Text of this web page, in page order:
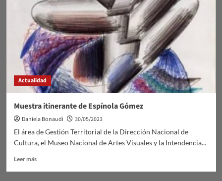
La
Paloma
Actualidad
Muestra itinerante de Espínola Gómez
Daniela Bonaudi
30/05/2023
El área de Gestión Territorial de la Dirección Nacional de
Cultura, el Museo Nacional de Artes Visuales y la Intendencia...
Leer másLeer